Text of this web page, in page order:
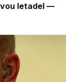
letadel —